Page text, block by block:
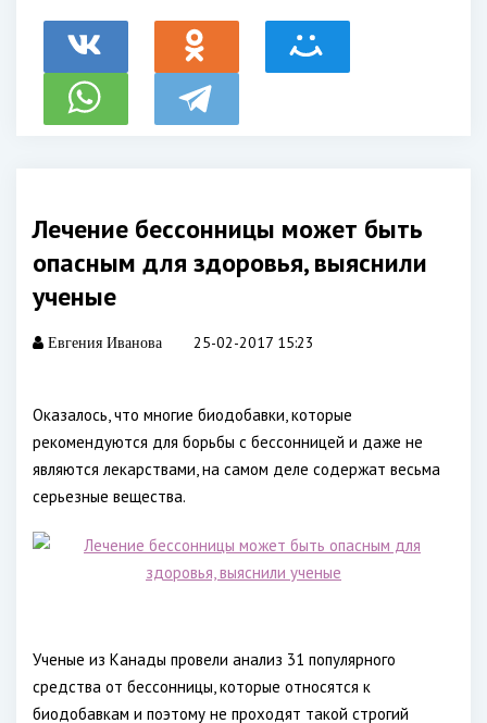
Лечение бессонницы может быть
опасным для здоровья, выяснили
ученые
Евгения Иванова 25-02-2017 15:23
Оказалось, что многие биодобавки, которые
рекомендуются для борьбы с бессонницей и даже не
являются лекарствами, на самом деле содержат весьма
серьезные вещества.
Ученые из Канады провели анализ 31 популярного
средства от бессонницы, которые относятся к
биодобавкам и поэтому не проходят такой строгий